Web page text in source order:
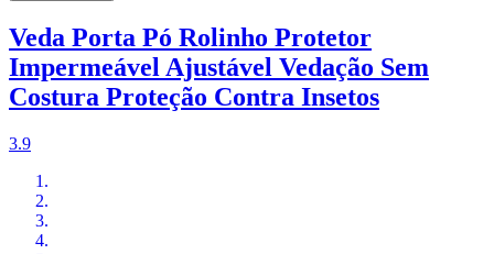
Veda Porta Pó Rolinho Protetor
Impermeável Ajustável Vedação Sem
Costura Proteção Contra Insetos
3.9